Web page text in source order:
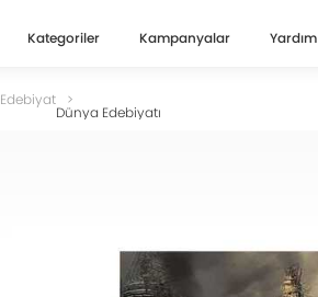
Kategoriler Kampanyalar Yardım
Edebiyat
Dünya Edebiyatı